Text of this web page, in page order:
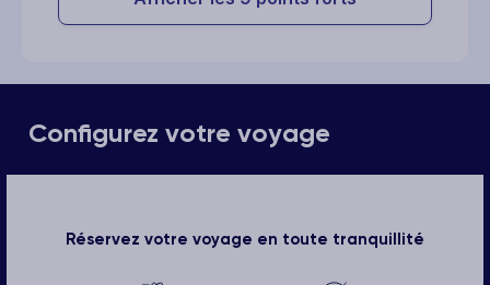
Configurez votre voyage
Réservez votre voyage en toute tranquillité